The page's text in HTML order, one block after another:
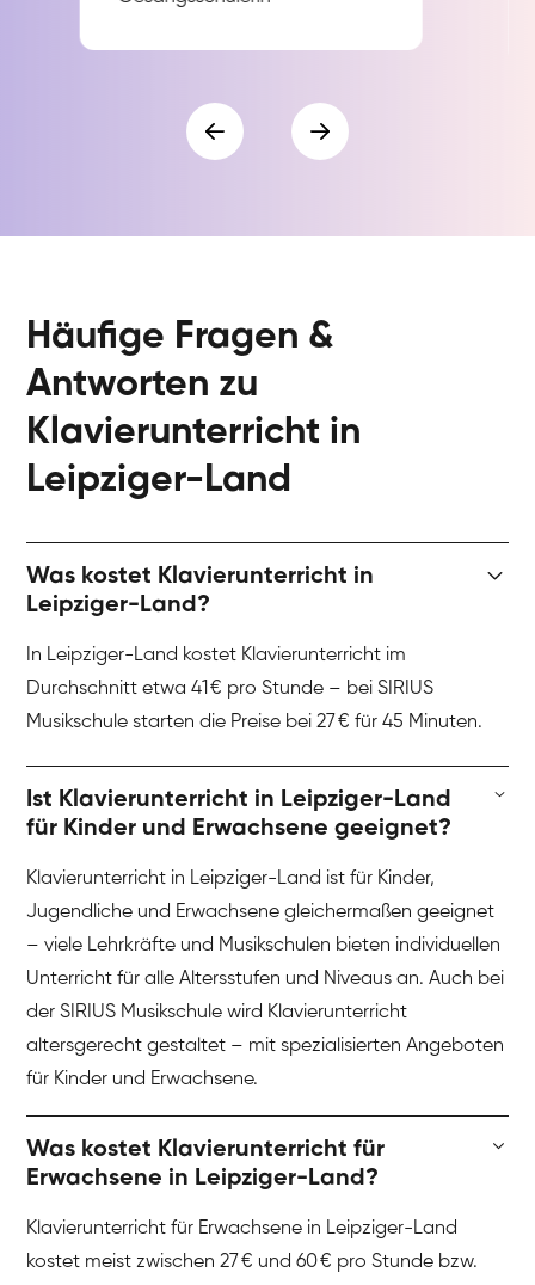
Häufige Fragen &
Antworten zu
Klavierunterricht in
Leipziger-Land
Was kostet Klavierunterricht in
Leipziger-Land?
In Leipziger-Land kostet Klavierunterricht im
Durchschnitt etwa 41 € pro Stunde – bei SIRIUS
Musikschule starten die Preise bei 27 € für 45 Minuten.
Ist Klavierunterricht in Leipziger-Land
für Kinder und Erwachsene geeignet?
Klavierunterricht in Leipziger-Land ist für Kinder,
Jugendliche und Erwachsene gleichermaßen geeignet
– viele Lehrkräfte und Musikschulen bieten individuellen
Unterricht für alle Altersstufen und Niveaus an. Auch bei
der SIRIUS Musikschule wird Klavierunterricht
altersgerecht gestaltet – mit spezialisierten Angeboten
für Kinder und Erwachsene.
Was kostet Klavierunterricht für
Erwachsene in Leipziger-Land?
Klavierunterricht für Erwachsene in Leipziger-Land
kostet meist zwischen 27 € und 60 € pro Stunde bzw.